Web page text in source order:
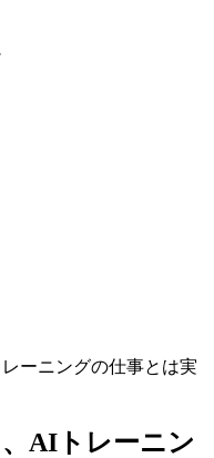
ーニングの仕事とは実
AIトレーニン